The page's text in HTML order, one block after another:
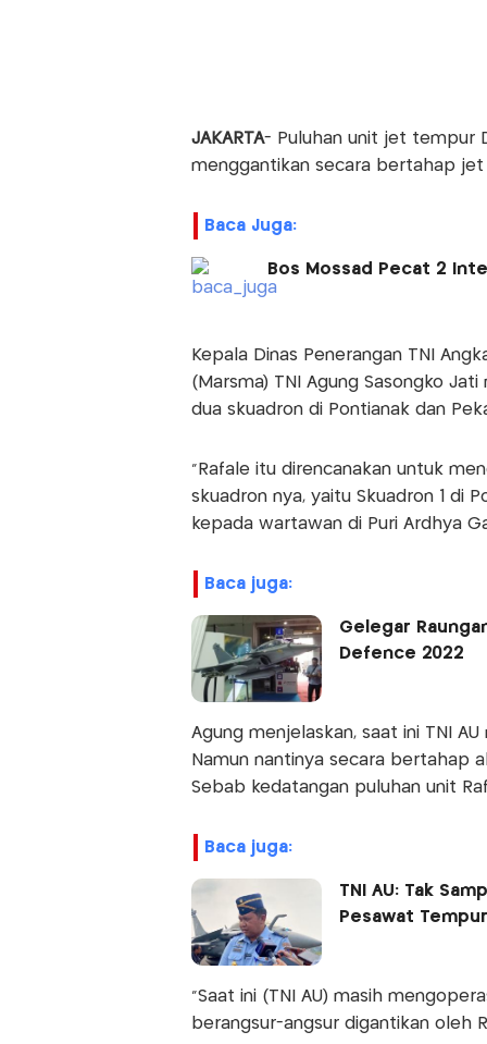
JAKARTA- Puluhan unit jet tempur
menggantikan secara bertahap
Baca Juga:
Bos Mossad Pecat 2
Kepala Dinas Penerangan TNI
(Marsma) TNI Agung Sasongko
dua skuadron di Pontianak dan
"Rafale itu direncanakan untuk
skuadron nya, yaitu Skuadron 1 di
kepada wartawan di Puri Ardhya
baca juga:
Gelegar
Defence 2022
Agung menjelaskan, saat ini TNI
Namun nantinya secara bertahap
Sebab kedatangan puluhan unit
baca juga:
TNI AU: Tak
Pesawat
"Saat ini (TNI AU) masih
berangsur-angsur digantikan oleh